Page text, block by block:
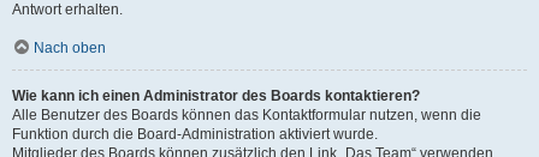
Antwort erhalten.
Nach oben
Wie kann ich einen Administrator des Boards kontaktieren?
Alle Benutzer des Boards können das Kontaktformular nutzen, wenn die
Funktion durch die Board-Administration aktiviert wurde.
Mitglieder des Boards können zusätzlich den Link „Das Team“ verwenden.